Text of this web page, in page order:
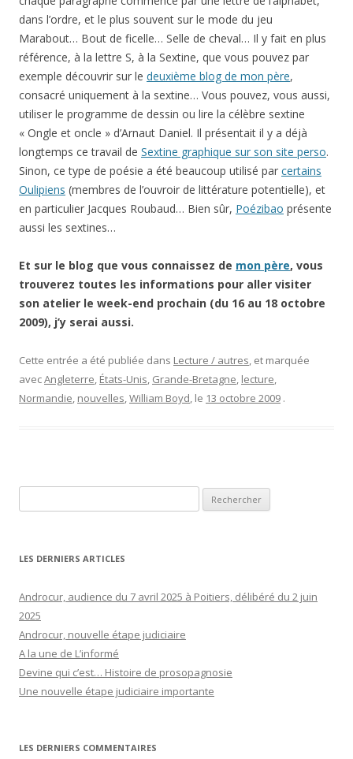
dans l’ordre, et le plus souvent sur le mode du jeu
Marabout… Bout de ficelle… Selle de cheval… Il y fait en plus
référence, à la lettre S, à la Sextine, que vous pouvez par
exemple découvrir sur le deuxième blog de mon père,
consacré uniquement à la sextine… Vous pouvez, vous aussi,
utiliser le programme de dessin ou lire la célèbre sextine
« Ongle et oncle » d’Arnaut Daniel. Il présentait il y a déjà
longtemps ce travail de Sextine graphique sur son site perso.
Sinon, ce type de poésie a été beaucoup utilisé par certains
Oulipiens (membres de l’ouvroir de littérature potentielle), et
en particulier Jacques Roubaud… Bien sûr, Poézibao présente
aussi les sextines…
Et sur le blog que vous connaissez de mon père, vous
trouverez toutes les informations pour aller visiter
son atelier le week-end prochain (du 16 au 18 octobre
2009), j’y serai aussi.
Cette entrée a été publiée dans Lecture / autres, et marquée
avecAngleterre, États-Unis, Grande-Bretagne, lecture,
Normandie, nouvelles,William Boyd, le 13 octobre 2009 .
LES DERNIERS ARTICLES
Androcur, audience du 7 avril 2025 à Poitiers, délibéré du 2 juin
2025
Androcur, nouvelle étape judiciaire
A la une de L’informé
Devine qui c’est… Histoire de prosopagnosie
Une nouvelle étape judiciaire importante
LES DERNIERS COMMENTAIRES